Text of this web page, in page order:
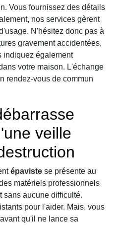
Vous fournissez des détails
nos services gèrent
N'hésitez donc pas à
gravement accidentées,
indiquez également
votre maison. L'échange
rendez-vous de commun
veille
épaviste se présente au
matériels professionnels
sans aucune difficulté.
pour l'aider. Mais, vous
avant qu'il ne lance sa